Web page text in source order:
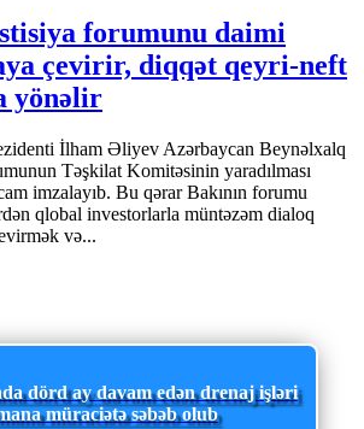
forumunu daimi
çevirir, diqqət qeyri-neft
yönəlir
İlham Əliyev Azərbaycan Beynəlxalq
Təşkilat Komitəsinin yaradılması
imzalayıb. Bu qərar Bakının forumu
qlobal investorlarla müntəzəm dialoq
və...
dörd ay davam edən drenaj işləri
müraciətə səbəb olub